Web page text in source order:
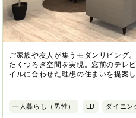
ご家族や友人が集うモダンリビング
たくつろぎ空間を実現。窓前のテレ
イルに合わせた理想の住まいを提案し
一人暮らし（男性） LD ダイニン